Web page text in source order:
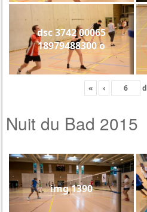
dsc 3742 00065
18979488300 o
« ‹
Nuit du Bad 2015
img 1390